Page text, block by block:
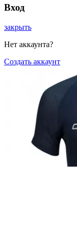
Вход
закрыть
Нет аккаунта?
Создать аккаунт